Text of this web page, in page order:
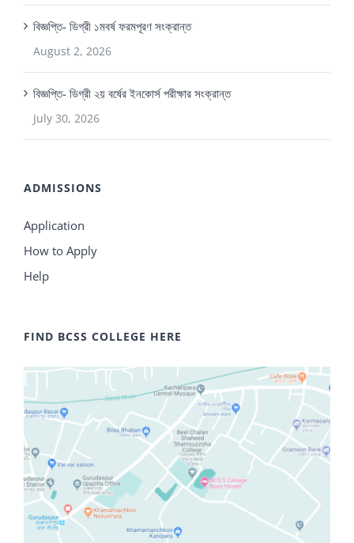
বিজ্ঞপ্তি- ডিগ্রী ১মবর্ষ ফরমপূরণ সংক্রান্ত
August 2, 2026
বিজ্ঞপ্তি- ডিগ্রী ২য় বর্ষের ইনকোর্স পরীক্ষার সংক্রান্ত
July 30, 2026
ADMISSIONS
Application
How to Apply
Help
FIND BCSS COLLEGE HERE